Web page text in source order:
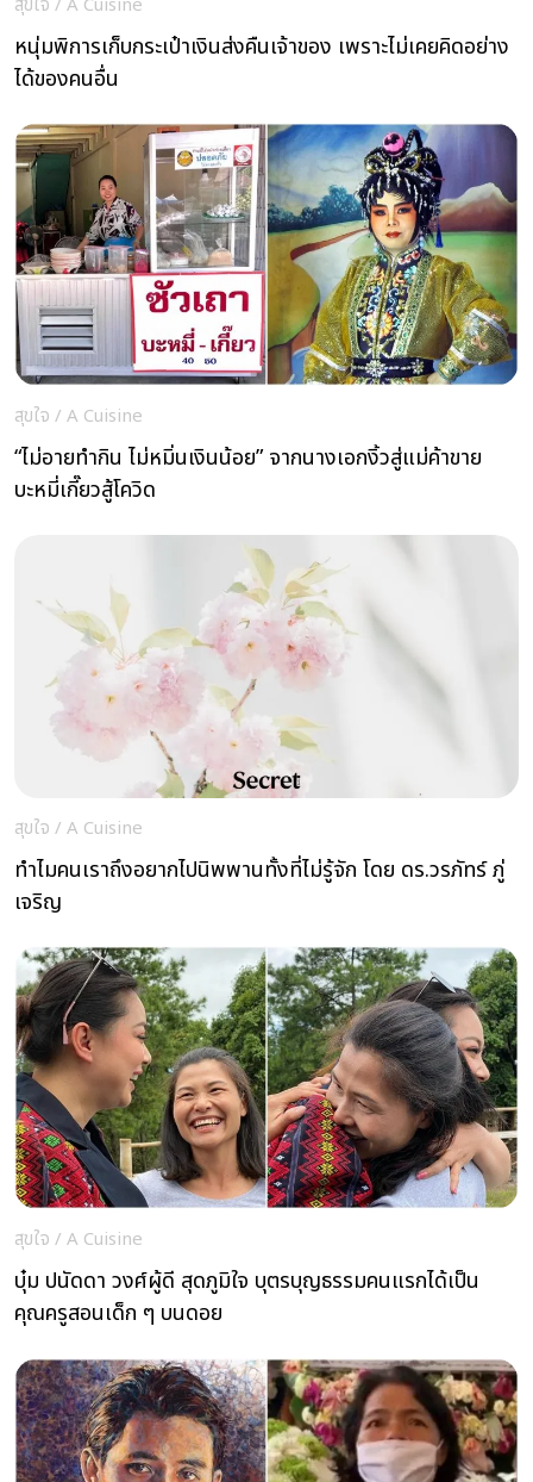
หนุ่มพิการเก็บกระเป๋าเงินส่งคืนเจ้าของ เพราะไม่เคยคิดอย่าง
ได้ของคนอื่น
สุขใจ / A Cuisine
“ไม่อายทำกิน ไม่หมิ่นเงินน้อย” จากนางเอกงิ้วสู่แม่ค้าขาย
บะหมี่เกี๊ยวสู้โควิด
สุขใจ / A Cuisine
ทำไมคนเราถึงอยากไปนิพพานทั้งที่ไม่รู้จัก โดย ดร.วรภัทร์ ภู่
เจริญ
สุขใจ / A Cuisine
บุ๋ม ปนัดดา วงศ์ผู้ดี สุดภูมิใจ บุตรบุญธรรมคนแรกได้เป็น
คุณครูสอนเด็ก ๆ บนดอย